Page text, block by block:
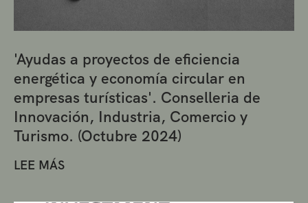
'Ayudas a proyectos de eficiencia
energética y economía circular en
empresas turísticas'. Conselleria de
Innovación, Industria, Comercio y
Turismo. (Octubre 2024)
LEE MÁS